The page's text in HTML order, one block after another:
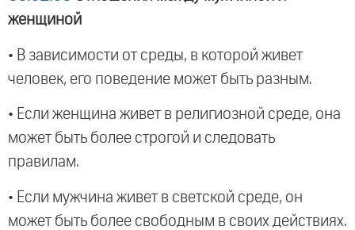
женщиной
• В зависимости от среды, в которой живет
человек, его поведение может быть разным.
• Если женщина живет в религиозной среде, она
может быть более строгой и следовать
правилам.
• Если мужчина живет в светской среде, он
может быть более свободным в своих действиях.